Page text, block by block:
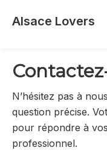
Alsace Lovers
vos
en
Alsace
-
Le
N’hésitez pas à
question précise.
pour répondre à
professionnel.